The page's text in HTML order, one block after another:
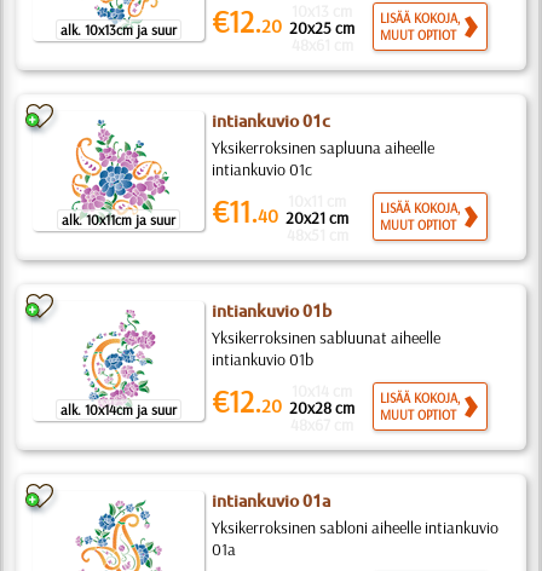
alk. 10x13cm ja suur €12.20 20x25 cm
LISÄÄ KOKOJA,
MUUT OPTIOT
alk. 10x11cm ja suur
intiankuvio 01c
Yksikerroksinen sapluuna aiheelle
intiankuvio 01c
€11.40 20x21 cm
LISÄÄ KOKOJA,
MUUT OPTIOT
alk. 10x14cm ja suur
intiankuvio 01b
Yksikerroksinen sabluunat aiheelle
intiankuvio 01b
€12.20 20x28 cm
LISÄÄ KOKOJA,
MUUT OPTIOT
intiankuvio 01a
Yksikerroksinen sabloni aiheelle intiankuvio
01a